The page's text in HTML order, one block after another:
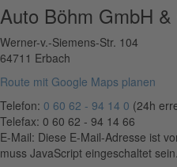
Auto Böhm GmbH &
Werner-v.-Siemens-Str. 104
64711 Erbach
Route mit Google Maps planen
Telefon: 0 60 62 - 94 14 0 (24h
Telefax: 0 60 62 - 94 14 66
E-Mail: Diese E-Mail-Adresse ist
muss JavaScript eingeschaltet sein.